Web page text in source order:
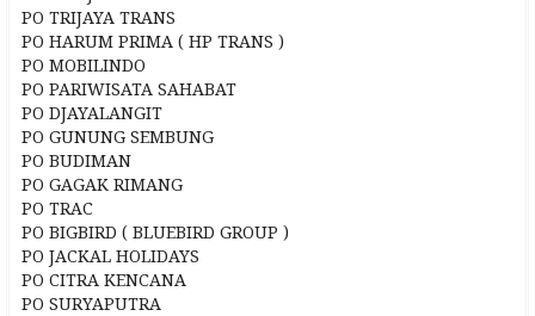
PO TRIJAYA TRANS
PO HARUM PRIMA ( HP TRANS )
PO MOBILINDO
PO PARIWISATA SAHABAT
PO DJAYALANGIT
PO GUNUNG SEMBUNG
PO BUDIMAN
PO GAGAK RIMANG
PO TRAC
PO BIGBIRD ( BLUEBIRD GROUP )
PO JACKAL HOLIDAYS
PO CITRA KENCANA
PO SURYAPUTRA